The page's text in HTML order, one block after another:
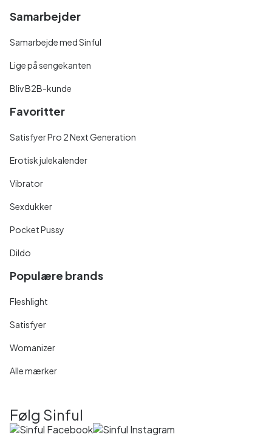
Samarbejder
Samarbejde med Sinful
Lige på sengekanten
Bliv B2B-kunde
Favoritter
Satisfyer Pro 2 Next Generation
Erotisk julekalender
Vibrator
Sexdukker
Pocket Pussy
Dildo
Populære brands
Fleshlight
Satisfyer
Womanizer
Alle mærker
Følg Sinful